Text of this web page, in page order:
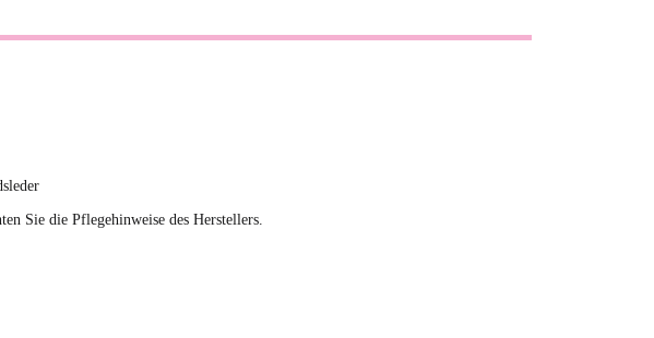
Sie die Pflegehinweise des Herstellers.